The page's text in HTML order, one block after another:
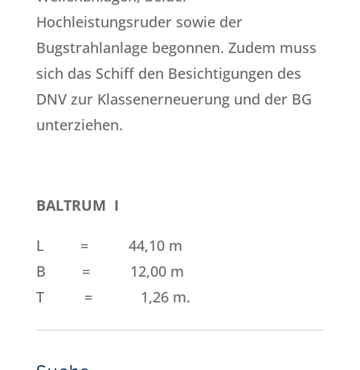
Hochleistungsruder sowie der
Bugstrahlanlage begonnen. Zudem muss
sich das Schiff den Besichtigungen des
DNV zur Klassenerneuerung und der BG
unterziehen.
BALTRUM I
L = 44,10 m
B = 12,00 m
T = 1,26 m.